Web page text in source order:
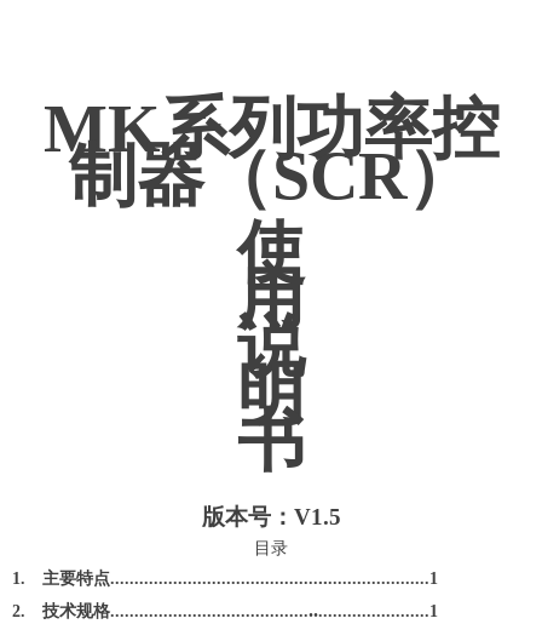
MK系列功率控
制器（SCR）
使
用
说
明
书
版本号：V1.5
目录
1.
主要特点..................................................................1
2.
技术规格..................................................................1